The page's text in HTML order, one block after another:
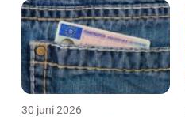
30 juni 2026